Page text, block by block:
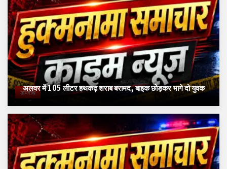
अपराध
अलवर में 105 लीटर हथकढ़ शराब बरामद, बाइक छोड़कर भागे दो युवक